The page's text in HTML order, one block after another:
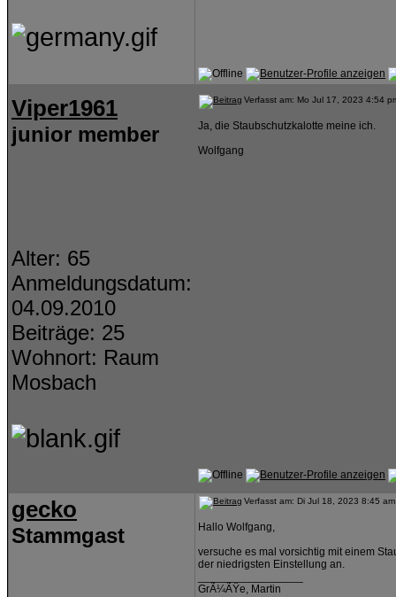
Viper1961
junior member
Alter: 65
Anmeldungsdatum:
04.09.2010
Beiträge: 25
Wohnort: Raum
Mosbach
Verfasst am: Mo Jul 17, 2023 4:54
Ja, die Staubschutzkalotte meine ich.
Wolfgang
gecko
Stammgast
Verfasst am: Di Jul 18, 2023 8:45
Hallo Wolfgang,
versuche es mal vorsichtig mit einem
der niedrigsten Einstellung an.
GrÃ¼ÃŸe, Martin